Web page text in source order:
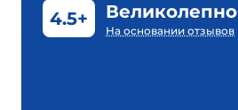
4.5+ Великолепно
На основании отзывов